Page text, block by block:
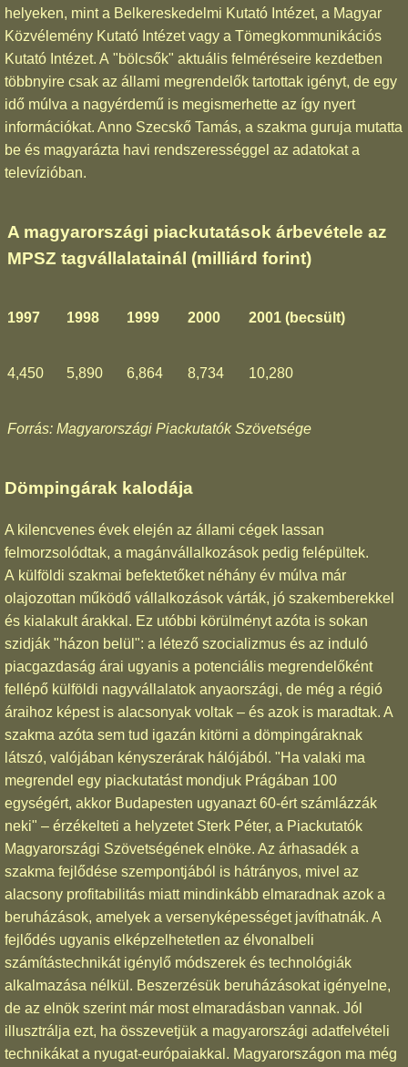
helyeken, mint a Belkereskedelmi Kutató Intézet, a Magyar
Közvélemény Kutató Intézet vagy a Tömegkommunikációs
Kutató Intézet. A "bölcsők" aktuális felméréseire kezdetben
többnyire csak az állami megrendelők tartottak igényt, de egy
idő múlva a nagyérdemű is megismerhette az így nyert
információkat. Anno Szecskő Tamás, a szakma guruja mutatta
be és magyarázta havi rendszerességgel az adatokat a
televízióban.
A magyarországi piackutatások árbevétele az
MPSZ tagvállalatainál (milliárd forint)
1997 1998 1999 2000 2001 (becsült)
4,450 5,890 6,864 8,734 10,280
Forrás: Magyarországi Piackutatók Szövetsége
Dömpingárak kalodája
A kilencvenes évek elején az állami cégek lassan
felmorzsolódtak, a magánvállalkozások pedig felépültek.
A külföldi szakmai befektetőket néhány év múlva már
olajozottan működő vállalkozások várták, jó szakemberekkel
és kialakult árakkal. Ez utóbbi körülményt azóta is sokan
szidják "házon belül": a létező szocializmus és az induló
piacgazdaság árai ugyanis a potenciális megrendelőként
fellépő külföldi nagyvállalatok anyaországi, de még a régió
áraihoz képest is alacsonyak voltak – és azok is maradtak. A
szakma azóta sem tud igazán kitörni a dömpingáraknak
látszó, valójában kényszerárak hálójából. "Ha valaki ma
megrendel egy piackutatást mondjuk Prágában 100
egységért, akkor Budapesten ugyanazt 60-ért számlázzák
neki" – érzékelteti a helyzetet Sterk Péter, a Piackutatók
Magyarországi Szövetségének elnöke. Az árhasadék a
szakma fejlődése szempontjából is hátrányos, mivel az
alacsony profitabilitás miatt mindinkább elmaradnak azok a
beruházások, amelyek a versenyképességet javíthatnák. A
fejlődés ugyanis elképzelhetetlen az élvonalbeli
számítástechnikát igénylő módszerek és technológiák
alkalmazása nélkül. Beszerzésük beruházásokat igényelne,
de az elnök szerint már most elmaradásban vannak. Jól
illusztrálja ezt, ha összevetjük a magyarországi adatfelvételi
technikákat a nyugat-európaiakkal. Magyarországon ma még